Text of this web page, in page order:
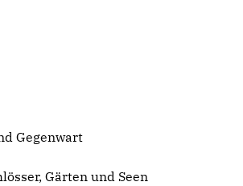
Gegenwart
Gärten und Seen